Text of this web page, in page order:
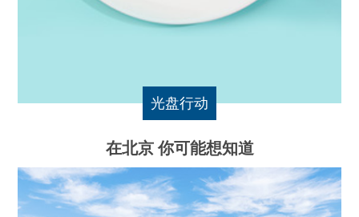
光盘行动
在北京 你可能想知道